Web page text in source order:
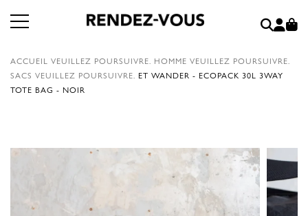
ACCUEIL VEUILLEZ POURSUIVRE. HOMME VEUILLEZ POURSUIVRE.
SACS VEUILLEZ POURSUIVRE. ET WANDER - ECOPACK 30L 3WAY
TOTE BAG - NOIR